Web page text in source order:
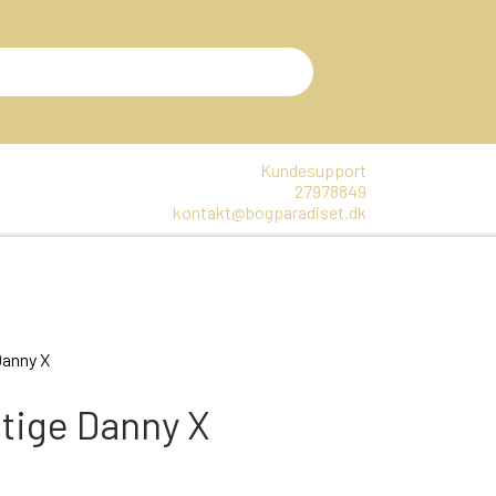
BØGER
Kundesupport
27978849
kontakt@bogparadiset.dk
X
Danny X